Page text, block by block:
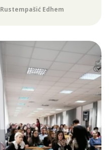
Rustempašić Edhem